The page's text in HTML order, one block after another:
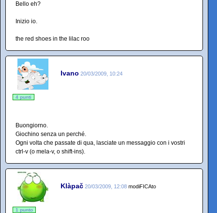
Bello eh?
Inizio io.
the red shoes in the lilac roo
Ivano 20/03/2009, 10:24
4 punti
Buongiorno.
Giochino senza un perché.
Ogni volta che passate di qua, lasciate un messaggio con i vostri
ctrl-v (o mela-v, o shift-ins).
Klàpač 20/03/2009, 12:08 modiFICAto
1 punto